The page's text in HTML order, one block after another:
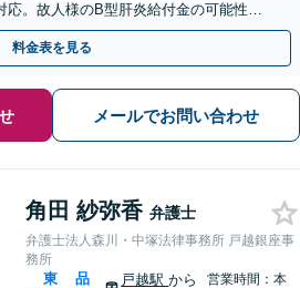
応。故人様のB型肝炎給付金の可能性に
力で支援します。
料金表を見る
メールでお問い合わせ
角田 紗弥香 弁護士
弁護士法人森川・中塚法律事務所 戸越銀座事
務所
東
品
戸越駅から
営業時間：本